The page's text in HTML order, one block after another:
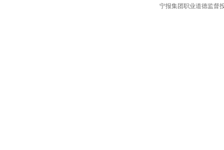
宁报集团职业道德监督